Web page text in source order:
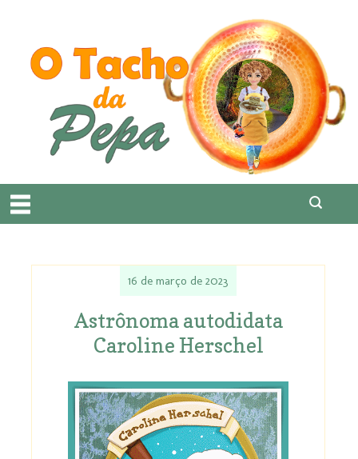
16 de março de 2023
Astrônoma autodidata
Caroline Herschel